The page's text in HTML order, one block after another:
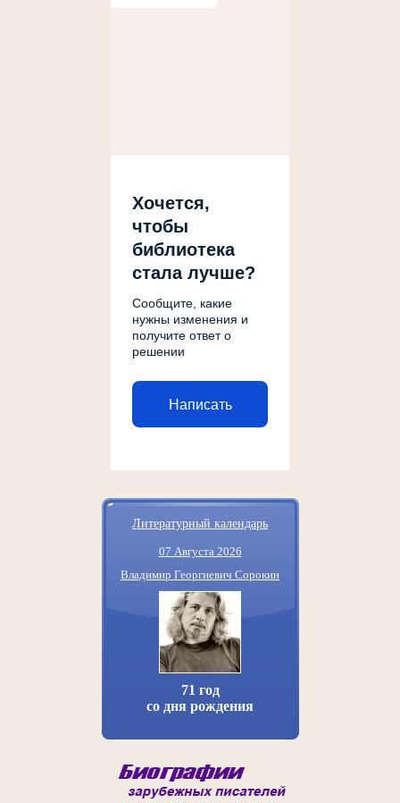
Хочется,
чтобы
библиотека
стала лучше?
Сообщите, какие
нужны изменения и
получите ответ о
решении
Написать
Литературный календарь
07 Августа 2026
Владимир Георгиевич Сорокин
71 год
со дня рождения